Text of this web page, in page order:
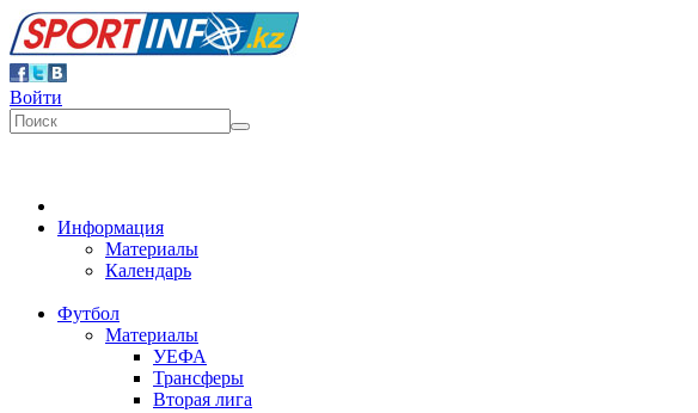
Войти
Информация
Материалы
Календарь
Футбол
Материалы
УЕФА
Трансферы
Вторая лига